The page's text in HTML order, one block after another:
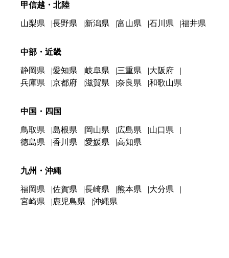
甲信越・北陸
山梨県 長野県 新潟県 富山県 石川県 福井県
中部・近畿
静岡県 愛知県 岐阜県 三重県
大阪府
兵庫県
京都府 滋賀県 奈良県 和歌山県
中国・四国
鳥取県 島根県 岡山県 広島県
山口県
徳島県
香川県 愛媛県 高知県
九州・沖縄
福岡県 佐賀県 長崎県 熊本県
大分県
宮崎県
鹿児島県 沖縄県